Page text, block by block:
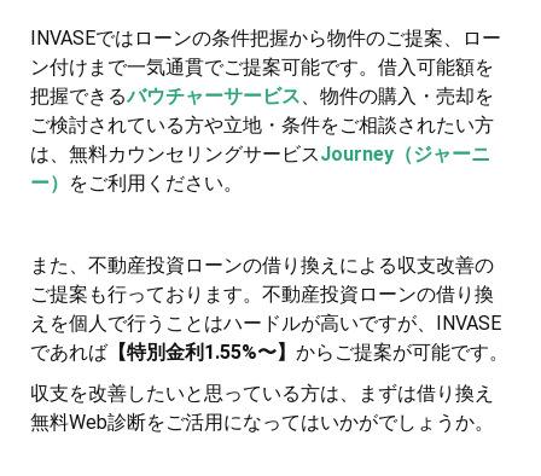
INVASEではローンの条件把握から物件のご提案、ロー
ン付けまで一気通貫でご提案可能です。借入可能額を
把握できるバウチャーサービス 、物件の購入・売却を
ご検討されている方や立地・条件をご相談されたい方
は、無料カウンセリングサービスJourney（ジャーニ
ー） をご利用ください。
また、不動産投資ローンの借り換えによる収支改善の
ご提案も行っております。不動産投資ローンの借り換
えを個人で行うことはハードルが高いですが、INVASE
であれば 【特別金利1.55%〜】 からご提案が可能です。
収支を改善したいと思っている方は、まずは借り換え
無料Web診断をご活用になってはいかがでしょうか。